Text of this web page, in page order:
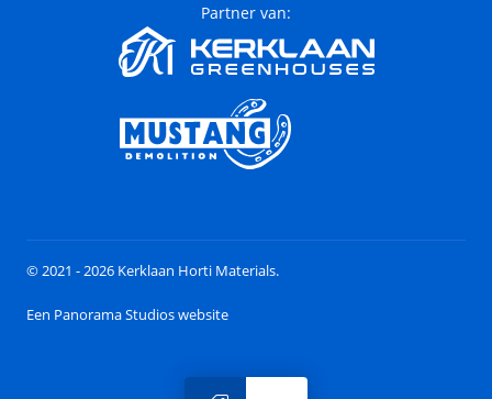
Partner van:
© 2021 - 2026 Kerklaan Horti Materials.
Een Panorama Studios website